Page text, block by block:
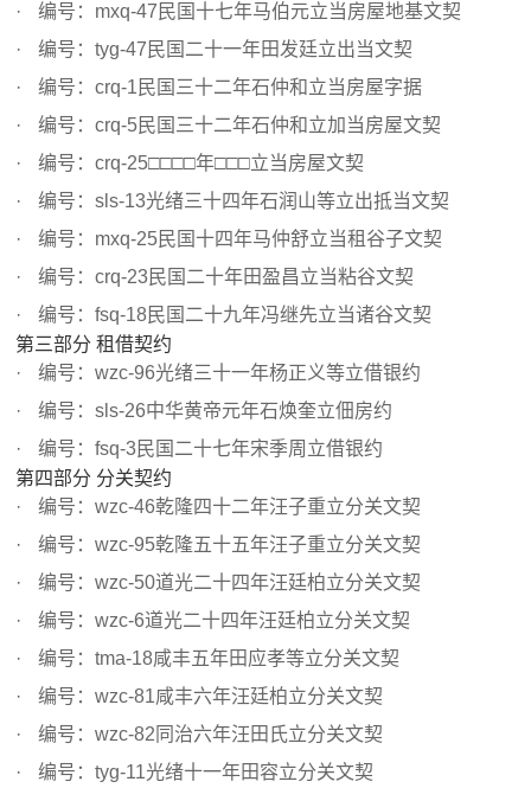
编号：mxq-47民国十七年马伯元立当房屋地基文契
编号：tyg-47民国二十一年田发廷立出当文契
编号：crq-1民国三十二年石仲和立当房屋字据
编号：crq-5民国三十二年石仲和立加当房屋文契
编号：crq-25□□□□年□□□立当房屋文契
编号：sls-13光绪三十四年石润山等立出抵当文契
编号：mxq-25民国十四年马仲舒立当租谷子文契
编号：crq-23民国二十年田盈昌立当粘谷文契
编号：fsq-18民国二十九年冯继先立当诸谷文契
第三部分 租借契约
编号：wzc-96光绪三十一年杨正义等立借银约
编号：sls-26中华黄帝元年石焕奎立佃房约
编号：fsq-3民国二十七年宋季周立借银约
第四部分 分关契约
编号：wzc-46乾隆四十二年汪子重立分关文契
编号：wzc-95乾隆五十五年汪子重立分关文契
编号：wzc-50道光二十四年汪廷柏立分关文契
编号：wzc-6道光二十四年汪廷柏立分关文契
编号：tma-18咸丰五年田应孝等立分关文契
编号：wzc-81咸丰六年汪廷柏立分关文契
编号：wzc-82同治六年汪田氏立分关文契
编号：tyg-11光绪十一年田容立分关文契